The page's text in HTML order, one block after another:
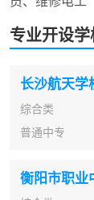
专业开设
长沙航天学
综合类
普通中专
衡阳市职业